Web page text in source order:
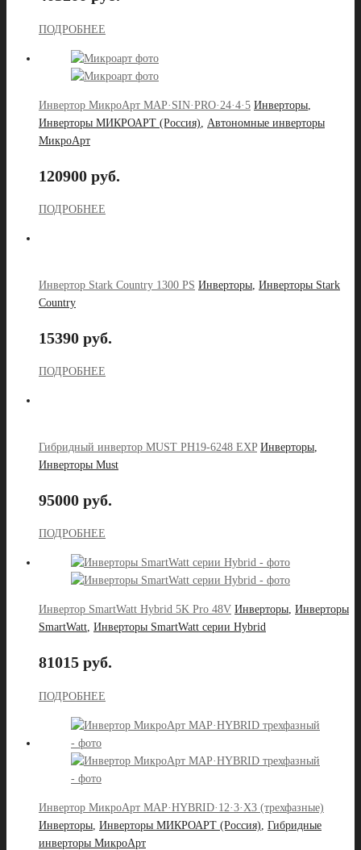
ПОДРОБНЕЕ
Инвертор МикроАрт MAP·SIN·PRO·24·4·5 Инверторы
Инверторы МИКРОАРТ (Россия)
Автономные инверторы
МикроАрт
120900 руб.
ПОДРОБНЕЕ
Инвертор Stark Country 1300 PS Инверторы, Инверторы Stark
Country
15390 руб.
ПОДРОБНЕЕ
Гибридный инвертор MUST PH19-6248 EXP Инверторы,
Инверторы Must
95000 руб.
ПОДРОБНЕЕ
Инвертор SmartWatt Hybrid 5K Pro 48V Инверторы, Инверторы
SmartWatt, Инверторы SmartWatt серии Hybrid
81015 руб.
ПОДРОБНЕЕ
Инвертор МикроАрт MAP·HYBRID·12·3·X3 (трехфазные)
Инверторы Инверторы МИКРОАРТ (Россия) Гибридные
инверторы МикроАрт